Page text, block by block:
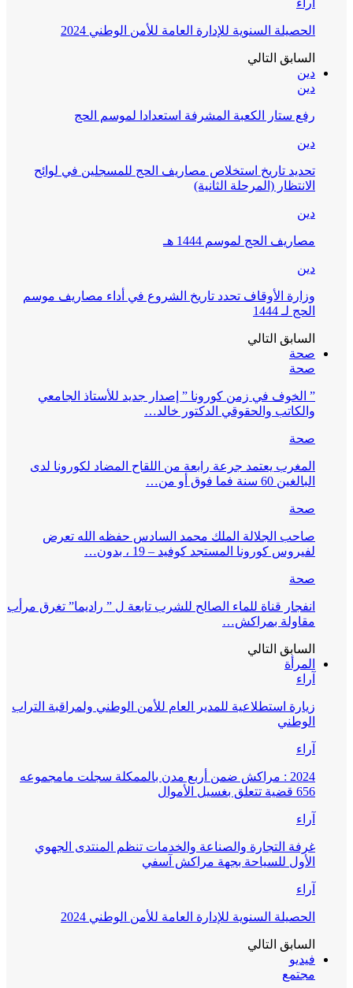
آراء
الحصيلة السنوية للإدارة العامة للأمن الوطني 2024
السابق التالي
دين
دين
رفع ستار الكعبة المشرفة استعدادا لموسم الحج
دين
تحديد تاريخ استخلاص مصاريف الحج للمسجلين في لوائح
الانتظار (المرحلة الثانية)
دين
مصاريف الحج لموسم 1444 هـ
دين
وزارة الأوقاف تحدد تاريخ الشروع في أداء مصاريف موسم
الحج لـ 1444
السابق التالي
صحة
صحة
” الخوف في زمن كورونا ” إصدار جديد للأستاذ الجامعي
والكاتب والحقوقي الدكتور خالد…
صحة
المغرب يعتمد جرعة رابعة من اللقاح المضاد لكورونا لدى
البالغين 60 سنة فما فوق أو من…
صحة
صاحب الجلالة الملك محمد السادس حفظه الله تعرض
لفيروس كورونا المستجد كوفيد – 19 ، بدون…
صحة
انفجار قناة للماء الصالح للشرب تابعة ل ” راديما” تغرق مرأب
مقاولة بمراكش…
السابق التالي
المرأة
آراء
زيارة استطلاعية للمدير العام للأمن الوطني ولمراقبة التراب
الوطني
آراء
2024 : مراكش ضمن أربع مدن بالممكلة سجلت مامجموعه
656 قضية تتعلق بغسيل الأموال
آراء
غرفة التجارة والصناعة والخدمات تنظم المنتدى الجهوي
الأول للسياحة بجهة مراكش آسفي
آراء
الحصيلة السنوية للإدارة العامة للأمن الوطني 2024
السابق التالي
فيديو
مجتمع